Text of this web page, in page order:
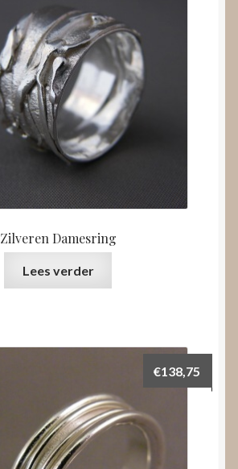
Zilveren Damesring
Lees verder
€138,75